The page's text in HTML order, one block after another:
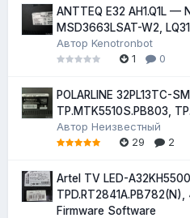
ANTTEQ E32 AH1.Q1L —
MSD3663LSAT-W2,
Автор Kenotronbot
1
0
POLARLINE 32PL13TC-
TP.MTK5510S.PB803,
Автор Неизвестный
29
2
Artel TV LED-
TPD.RT2841A.PB782(N),
Firmware Software